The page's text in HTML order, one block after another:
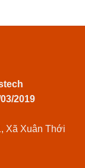
2019
Xã Xuân Thới